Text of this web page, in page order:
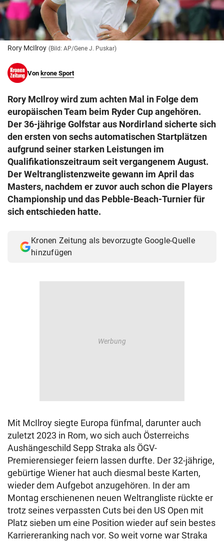
© Krone Multimedia GmbH & Co KG 2026
Muthgasse 2, 1190 Wien
Rory McIlroy (Bild: AP/Gene J. Puskar)
Von krone Sport
Rory McIlroy wird zum achten Mal in Folge dem
europäischen Team beim Ryder Cup angehören.
Der 36-jährige Golfstar aus Nordirland sicherte sich
den ersten von sechs automatischen Startplätzen
aufgrund seiner starken Leistungen im
Qualifikationszeitraum seit vergangenem August.
Der Weltranglistenzweite gewann im April das
Masters, nachdem er zuvor auch schon die Players
Championship und das Pebble-Beach-Turnier für
sich entschieden hatte.
Kronen Zeitung als bevorzugte Google-Quelle
hinzufügen
Mit McIlroy siegte Europa fünfmal, darunter auch
zuletzt 2023 in Rom, wo sich auch Österreichs
Aushängeschild Sepp Straka als ÖGV-
Premierensieger feiern lassen durfte. Der 32-jährige,
gebürtige Wiener hat auch diesmal beste Karten,
wieder dem Aufgebot anzugehören. In der am
Montag erschienenen neuen Weltrangliste rückte er
trotz seines verpassten Cuts bei den US Open mit
Platz sieben um eine Position wieder auf sein bestes
Karriereranking nach vor. So weit vorne war Straka